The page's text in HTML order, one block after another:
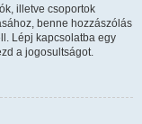
illetve csoportok
benne hozzászólás
Lépj kapcsolatba egy
a jogosultságot.